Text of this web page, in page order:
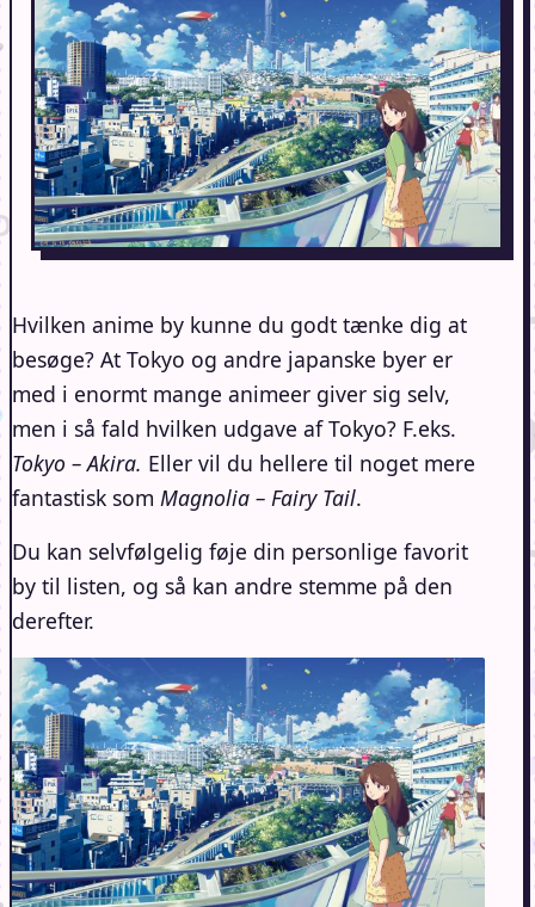
Hvilken anime by kunne du godt tænke dig at
besøge? At Tokyo og andre japanske byer er
med i enormt mange animeer giver sig selv,
men i så fald hvilken udgave af Tokyo? F.eks.
Tokyo – Akira. Eller vil du hellere til noget mere
fantastisk som Magnolia – Fairy Tail.
Du kan selvfølgelig føje din personlige favorit
by til listen, og så kan andre stemme på den
derefter.